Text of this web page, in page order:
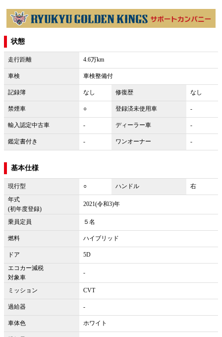
状態
走行距離 4.6万km
車検 車検整備付
記録簿 なし 修復歴 なし
禁煙車 ○ 登録済未使用車 -
輸入認定中古車 - ディーラー車 -
鑑定書付き - ワンオーナー -
基本仕様
現行型 ○ ハンドル
右
年式
(初年度登録)
2021(令和3)年
乗員定員 ５名
燃料 ハイブリッド
ドア
5D
エコカー減税
対象車
-
ミッション CVT
過給器 -
車体色 ホワイト